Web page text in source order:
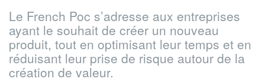
Le French Poc s’adresse aux entreprises
ayant le souhait de créer un nouveau
produit, tout en optimisant leur temps et en
réduisant leur prise de risque autour de la
création de valeur.